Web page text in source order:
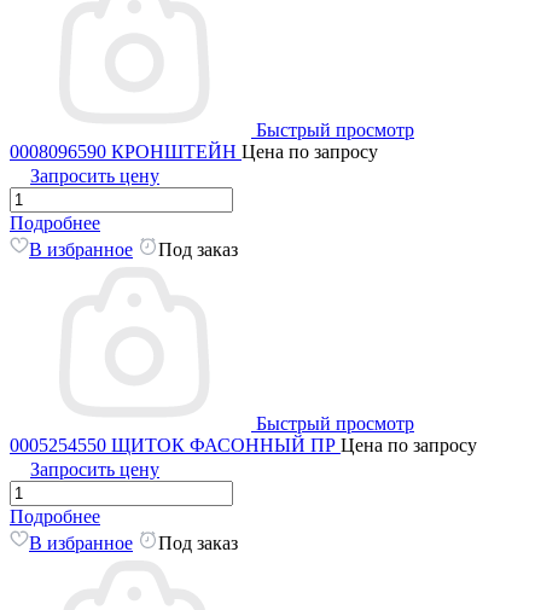
Быстрый просмотр
0008096590 КРОНШТЕЙН Цена по запросу
Запросить цену
Подробнее
В избранное
Под заказ
Быстрый просмотр
0005254550 ЩИТОК ФАСОННЫЙ ПР Цена по запросу
Запросить цену
Подробнее
В избранное
Под заказ